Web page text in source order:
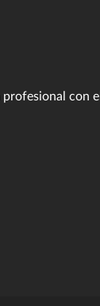
con el